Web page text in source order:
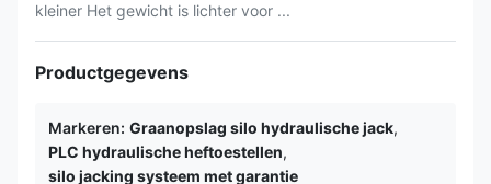
kleiner Het gewicht is lichter voor ...
Productgegevens
Markeren: Graanopslag silo hydraulische jack,
PLC hydraulische heftoestellen,
silo jacking systeem met garantie